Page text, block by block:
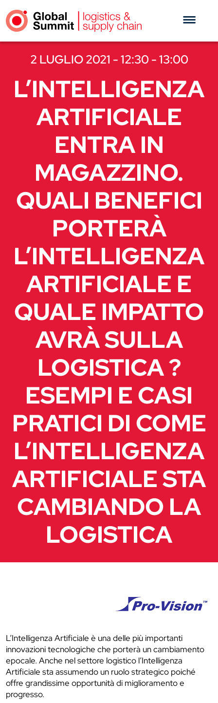
2 LUGLIO 2021 - 12:30 - 13:00
L’INTELLIGENZA
ARTIFICIALE
ENTRA IN
MAGAZZINO.
QUALI BENEFICI
PORTERÀ
L’INTELLIGENZA
ARTIFICIALE E
QUALE IMPATTO
AVRÀ SULLA
LOGISTICA ?
ESEMPI E CASI
PRATICI DI COME
L’INTELLIGENZA
ARTIFICIALE STA
CAMBIANDO LA
LOGISTICA
L’Intelligenza Artificiale è una delle più importanti
innovazioni tecnologiche che porterà un cambiamento
epocale. Anche nel settore logistico l’Intelligenza
Artificiale sta assumendo un ruolo strategico poiché
offre grandissime opportunità di miglioramento e
progresso.